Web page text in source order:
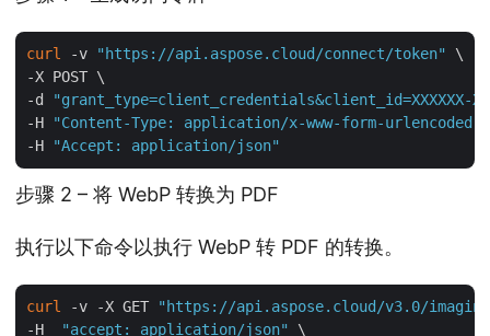
curl -v "https://api.aspose.cloud/connect/token"
\
-X POST \
-d
"grant_type=client_credentials&client_id=XXXXXX-
-H
"Content-Type: application/x-www-form-urlencoded"
-H
"Accept: application/json"
步骤 2 – 将 WebP 转换为 PDF
执行以下命令以执行 WebP 转 PDF 的转换。
curl -v -X GET
"https://api.aspose.cloud/v3.0/
-H
"accept: application/json"
\